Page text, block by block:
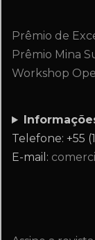
Prêmio de
Prêmio Mina
Workshop
Telefone: +55
E-mail: